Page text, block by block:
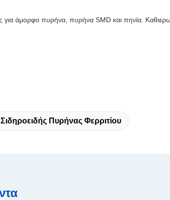
άμορφο πυρήνα, πυρήνα SMD και πηνία.
Σιδηροειδής Πυρήνας Φερριτίου